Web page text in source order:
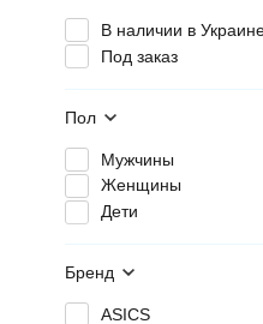
В наличии в
Под заказ
Пол
Мужчины
Женщины
Дети
Бренд
ASICS